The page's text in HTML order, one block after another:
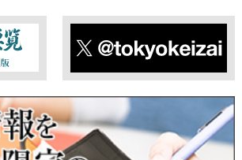
意性及び留意点
任意ですが、必要な個人情報をご提供いた
、上記利用目的を達成できない場合があり
い。
個人情報について、通知・開示・訂正・
・提供停止の希望がございましたら、本
求応じて、個人データの通知・開示・訂
用停止・提供停止の請求に応じます。
版 X